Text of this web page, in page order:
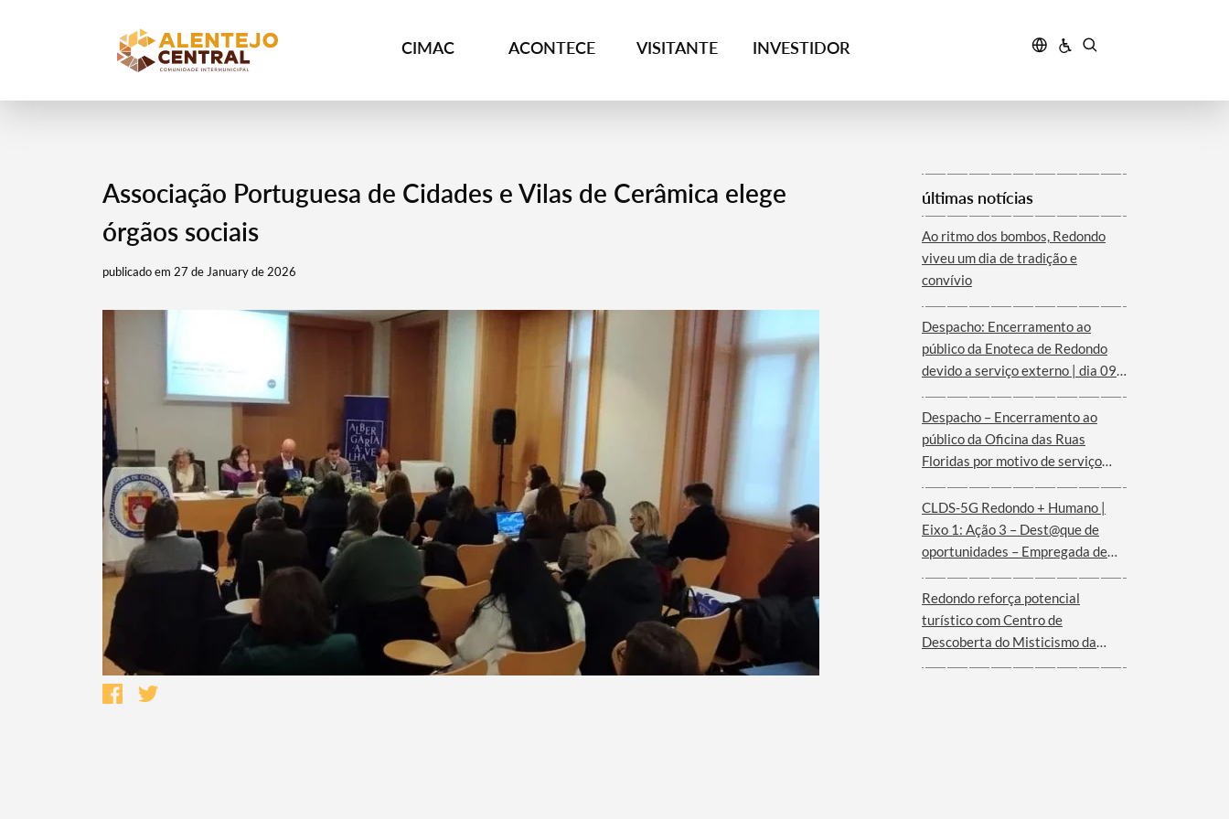
CIMAC ACONTECE VISITANTE INVESTIDOR
Termo de Pesquisa
Categorias gerais
Filtros
Associação Portuguesa de Cidades e Vilas de Cerâmica elege
órgãos sociais
publicado em 27 de January de 2026
últimas notícias
Ao ritmo dos bombos, Redondo
viveu um dia de tradição e
convívio
Despacho: Encerramento ao
público da Enoteca de Redondo
devido a serviço externo | dia 09
Despacho – Encerramento ao
público da Oficina das Ruas
Floridas por motivo de serviço
CLDS-5G Redondo + Humano |
Eixo 1: Ação 3 – Dest@que de
oportunidades – Empregada de
Paulo – Serra d´Ossa)
Redondo reforça potencial
turístico com Centro de
Descoberta do Misticismo da
Serra d´Ossa